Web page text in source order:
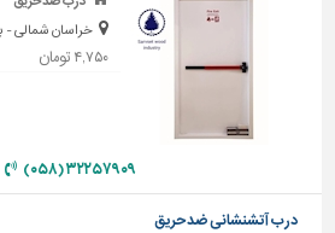
خراسان شمالی -
۴,۷۵۰ تومان
۳۲۲۵۷۹۰۹ (۰۵۸)
درب آتشنشانی ضد حریق